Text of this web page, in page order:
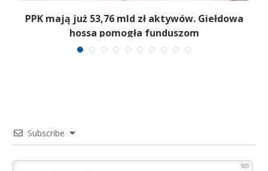
PPK mają już 53,76 mld zł aktywów. Giełdowa
hossa pomogła funduszom
Subscribe
500